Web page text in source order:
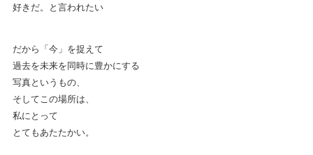
好きだ。と言われたい
だから「今」を捉えて
過去を未来を同時に豊かにする
写真というもの、
そしてこの場所は、
私にとって
とてもあたたかい。